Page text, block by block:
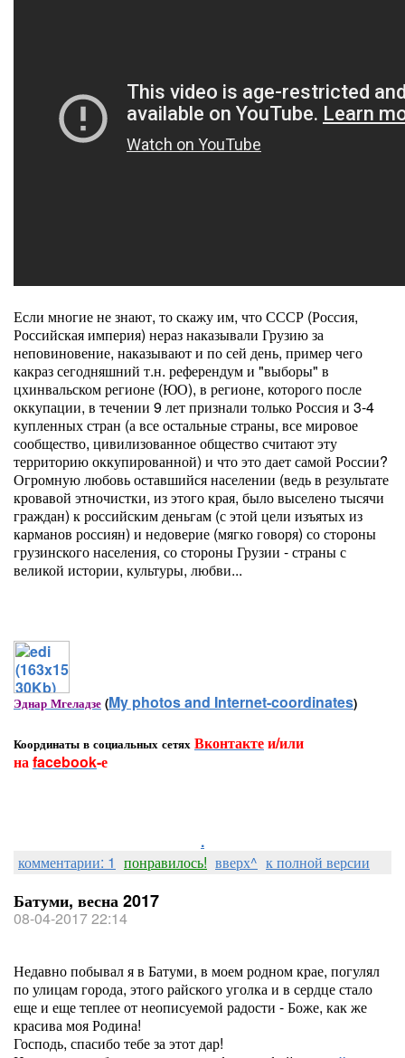
Если многие не знают, то скажу им, что СССР (Россия,
Российская империя) нераз наказывали Грузию за
неповиновение, наказывают и по сей день, пример чего
какраз сегодняшний т.н. референдум и "выборы" в
цхинвальском регионе (ЮО), в регионе, которого после
оккупации, в течении 9 лет признали только Россия и 3-4
купленных стран (а все остальные страны, все мировое
сообщество, цивилизованное общество считают эту
территорию оккупированной) и что это дает самой России?
Огромную любовь оставшийся населении (ведь в результате
кровавой этночистки, из этого края, было выселено тысячи
граждан) к российским деньгам (с этой цели изъятых из
карманов россиян) и недоверие (мягко говоря) со стороны
грузинского населения, со стороны Грузии - страны с
великой истории, культуры, любви...
Эднар Мгеладзе (My photos and Internet-coordinates)
Координаты в социальных сетях Вконтактеи/или
наfacebook-е
.
комментарии: 1 понравилось! вверх^ к полной версии
Батуми, весна 2017
08-04-2017 22:14
Недавно побывал я в Батуми, в моем родном крае, погулял
по улицам города, этого райского уголка и в сердце стало
еще и еще теплее от неописуемой радости - Боже, как же
красива моя Родина!
Господь, спасибо тебе за этот дар!